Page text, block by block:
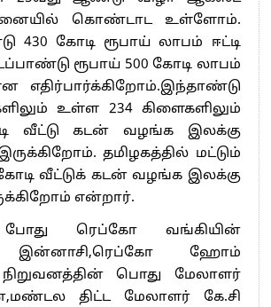
கொண்டாட உள்ளோம்.
கோடி ரூபாய் லாபம் ஈட்டி
ரூபாய் 500 கோடி லாபம்
எதிர்பார்க்கிறோம்.இந்தாண்டு
உள்ள 234 கிளைகளிலும்
வீட்டு கடன் வழங்க இலக்கு
தமிழகத்தில் மட்டும்
வீட்டுக் கடன் வழங்க இலக்கு
என்றார்.
போது ரெப்கோ வங்கியின்
இன்னாசி,ரெப்கோ ஹோம்
பொது மேலாளர்
திட்ட மேலாளர் கே.சி